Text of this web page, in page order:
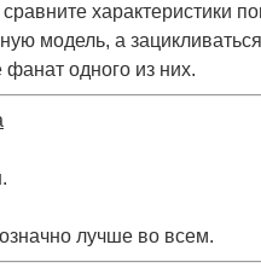
характеристики
модель, а
фанат одного из них.
лучше во всем.